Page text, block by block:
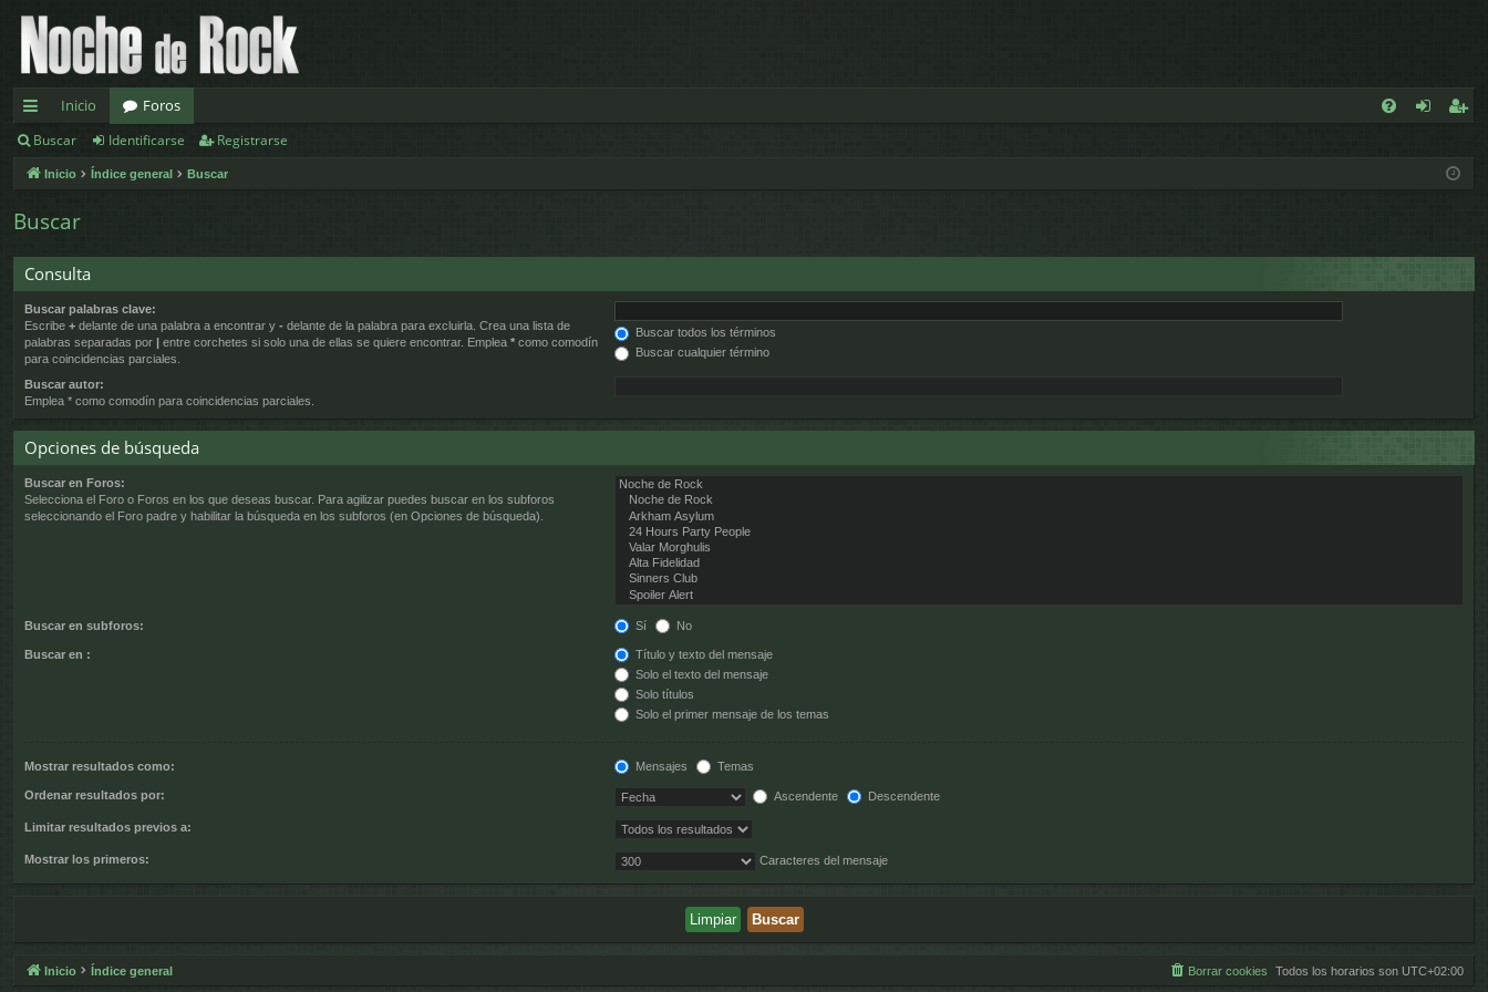
nl
ac
es
pi
d
os
Inicio
Foros
rs
ist
e
Buscar Identificarse Registrarse
Inicio Índice general Buscar
Buscar
Consulta
Buscar palabras clave:
Escribe + delante de una palabra a encontrar y - delante de la palabra para excluirla. Crea una lista de
palabras separadas por | entre corchetes si solo una de ellas se quiere encontrar. Emplea * como comodín
para coincidencias parciales.
Buscar todos los términos
Buscar cualquier término
Buscar autor:
Emplea * como comodín para coincidencias parciales.
Opciones de búsqueda
Buscar en Foros:
Selecciona el Foro o Foros en los que deseas buscar. Para agilizar puedes buscar en los subforos
seleccionando el Foro padre y habilitar la búsqueda en los subforos (en Opciones de búsqueda).
Buscar en subforos: Sí No
Buscar en :
Título y texto del mensaje
Solo el texto del mensaje
Solo títulos
Solo el primer mensaje de los temas
Mostrar resultados como: Mensajes Temas
Ordenar resultados por: Ascendente Descendente
Limitar resultados previos a:
Mostrar los primeros: Caracteres del mensaje
Inicio Índice general Todos los horarios son UTC+02:00
Borrar cookies